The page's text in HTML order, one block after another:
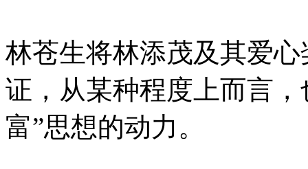
林苍生将林添茂及其爱
证，从某种程度上而言
富”思想的动力。